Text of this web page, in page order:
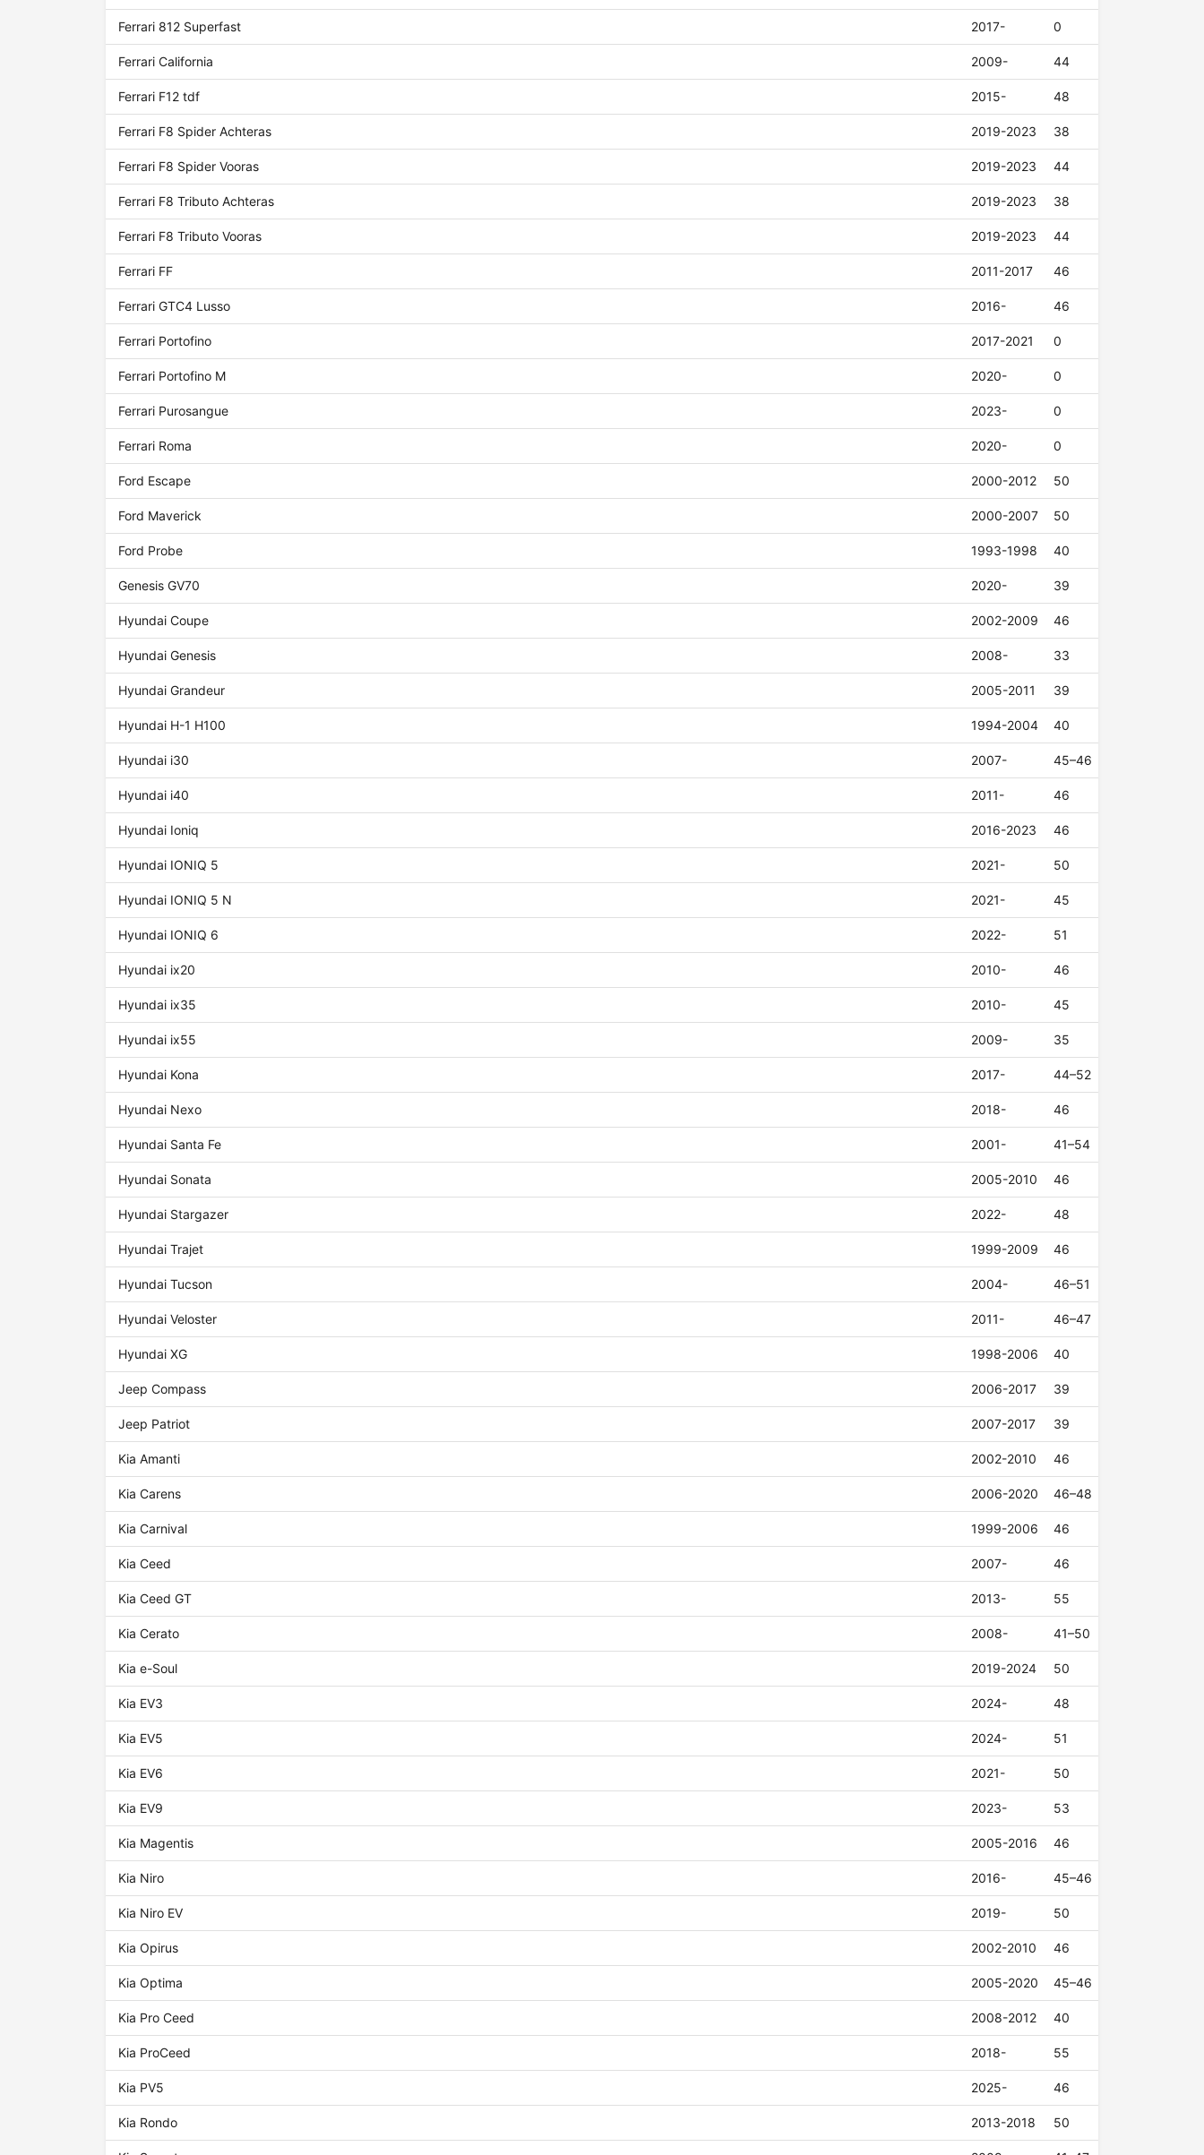
Ferrari 812 Superfast 2017- 0
Ferrari California 2009- 44
Ferrari F12 tdf 2015- 48
Ferrari F8 Spider Achteras 2019-2023 38
Ferrari F8 Spider Vooras 2019-2023 44
Ferrari F8 Tributo Achteras 2019-2023 38
Ferrari F8 Tributo Vooras 2019-2023 44
Ferrari FF 2011-2017 46
Ferrari GTC4 Lusso 2016- 46
Ferrari Portofino 2017-2021 0
Ferrari Portofino M 2020- 0
Ferrari Purosangue 2023- 0
Ferrari Roma 2020- 0
Ford Escape 2000-2012 50
Ford Maverick 2000-2007 50
Ford Probe 1993-1998 40
Genesis GV70 2020- 39
Hyundai Coupe 2002-2009 46
Hyundai Genesis 2008- 33
Hyundai Grandeur 2005-2011 39
Hyundai H-1 H100 1994-2004 40
Hyundai i30 2007- 45–46
Hyundai i40 2011- 46
Hyundai Ioniq 2016-2023 46
Hyundai IONIQ 5 2021- 50
Hyundai IONIQ 5 N 2021- 45
Hyundai IONIQ 6 2022- 51
Hyundai ix20 2010- 46
Hyundai ix35 2010- 45
Hyundai ix55 2009- 35
Hyundai Kona 2017- 44–52
Hyundai Nexo 2018- 46
Hyundai Santa Fe 2001- 41–54
Hyundai Sonata 2005-2010 46
Hyundai Stargazer 2022- 48
Hyundai Trajet 1999-2009 46
Hyundai Tucson 2004- 46–51
Hyundai Veloster 2011- 46–47
Hyundai XG 1998-2006 40
Jeep Compass 2006-2017 39
Jeep Patriot 2007-2017 39
Kia Amanti 2002-2010 46
Kia Carens 2006-2020 46–48
Kia Carnival 1999-2006 46
Kia Ceed 2007- 46
Kia Ceed GT 2013- 55
Kia Cerato 2008- 41–50
Kia e-Soul 2019-2024 50
Kia EV3 2024- 48
Kia EV5 2024- 51
Kia EV6 2021- 50
Kia EV9 2023- 53
Kia Magentis 2005-2016 46
Kia Niro 2016- 45–46
Kia Niro EV 2019- 50
Kia Opirus 2002-2010 46
Kia Optima 2005-2020 45–46
Kia Pro Ceed 2008-2012 40
Kia ProCeed 2018- 55
Kia PV5 2025- 46
Kia Rondo 2013-2018 50